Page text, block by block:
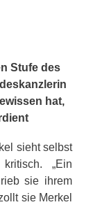
Stufe des
hat,
sieht selbst
kritisch. „Ein
sie ihrem
sie Merkel